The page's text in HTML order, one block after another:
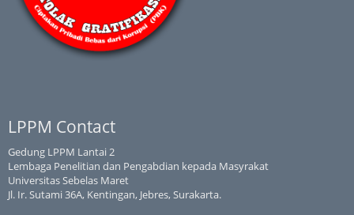
LPPM Contact
Gedung LPPM Lantai 2
Lembaga Penelitian dan Pengabdian kepada Masyrakat
Universitas Sebelas Maret
Jl. Ir. Sutami 36A, Kentingan, Jebres, Surakarta.